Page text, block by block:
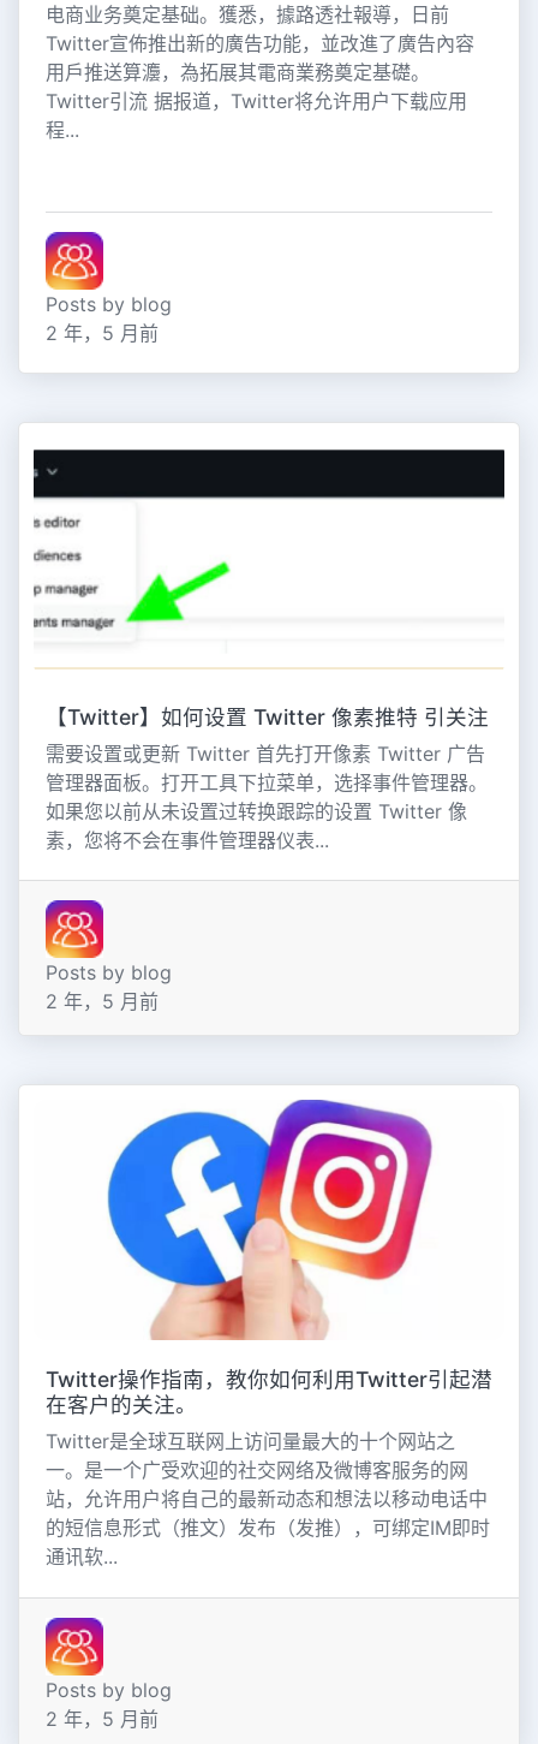
电商业务奠定基础。獲悉，據路透社報導，日前
Twitter宣佈推出新的廣告功能，並改進了廣告內容
用戶推送算灋，為拓展其電商業務奠定基礎。
Twitter引流 据报道，Twitter将允许用户下载应用
程...
Posts by blog
2 年，5 月前
【Twitter】如何设置 Twitter 像素推特 引关注
需要设置或更新 Twitter 首先打开像素 Twitter 广告
管理器面板。打开工具下拉菜单，选择事件管理器。
如果您以前从未设置过转换跟踪的设置 Twitter 像
素，您将不会在事件管理器仪表...
Posts by blog
2 年，5 月前
Twitter操作指南，教你如何利用Twitter引起潜
在客户的关注。
Twitter是全球互联网上访问量最大的十个网站之
一。是一个广受欢迎的社交网络及微博客服务的网
站，允许用户将自己的最新动态和想法以移动电话中
的短信息形式（推文）发布（发推），可绑定IM即时
通讯软...
Posts by blog
2 年，5 月前